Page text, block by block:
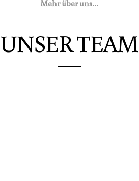
Mehr über uns…
UNSER TEAM